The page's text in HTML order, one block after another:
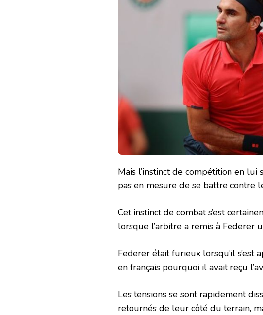
Mais l’instinct de compétition en lui
pas en mesure de se battre contre
Cet instinct de combat s’est
lorsque l’arbitre a remis à Federer
Federer était furieux lorsqu’il s’est
en français pourquoi il avait reçu
Les tensions se sont rapidement
retournés de leur côté du terrain,